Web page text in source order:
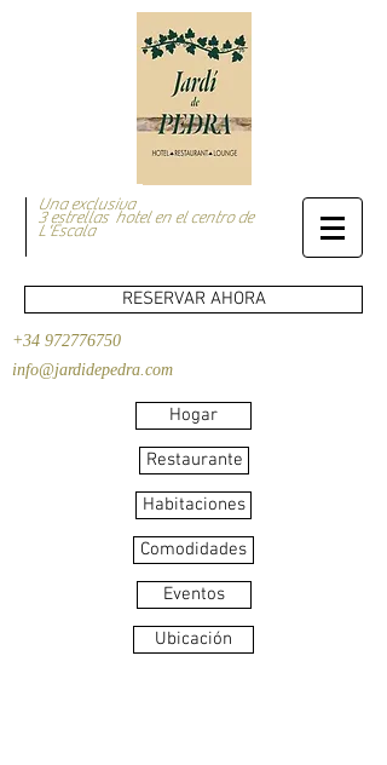
Una exclusiva
3 estrellas hotel en el centro de
L'Escala
RESERVAR AHORA
+34 972776750
info@jardidepedra.com
Hogar
Restaurante
Habitaciones
Comodidades
Eventos
Ubicación